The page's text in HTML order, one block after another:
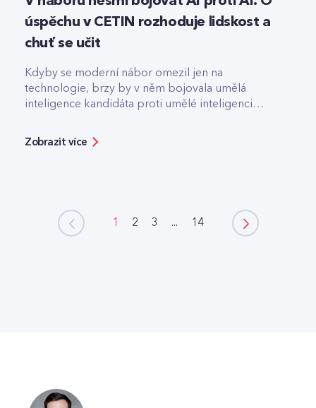
úspěchu v CETIN rozhoduje lidskost a
chuť se učit
Kdyby se moderní nábor omezil jen na
technologie, brzy by v něm bojovala umělá
inteligence kandidáta proti umělé inteligenci
Zobrazit více
1 2 3 ... 14